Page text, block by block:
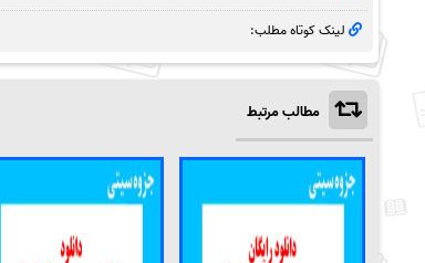
لینک کوتاه مطلب:
مطالب مرتبط